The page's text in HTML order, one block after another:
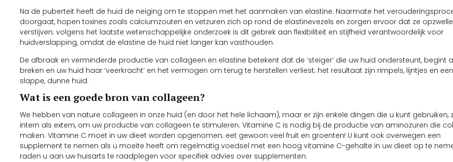
Na de puberteit heeft de huid de neiging om te stoppen met het aanmaken van elastine. Naarmate het
doorgaat, hopen toxines zoals calciumzouten en vetzuren zich op rond de elastinevezels en zorgen ervoor dat ze
verstijven; volgens het laatste wetenschappelijke onderzoek is dit gebrek aan flexibiliteit en stijfheid verantwoordelijk voor
huidverslapping, omdat de elastine de huid niet langer kan vasthouden.
De afbraak en verminderde productie van collageen en elastine betekent dat de ‘steiger’ die uw huid ondersteunt, begint
breken en uw huid haar ‘veerkracht’ en het vermogen om terug te herstellen verliest; het resultaat zijn rimpels, lijntjes en
slappe, dunne huid.
Wat is een goede bron van collageen?
We hebben van nature collageen in onze huid (en door het hele lichaam), maar er zijn enkele dingen die u kunt gebruiken,
intern als extern, om uw productie van collageen te stimuleren. Vitamine C is nodig bij de productie van aminozuren die
maken. Vitamine C moet in uw dieet worden opgenomen; eet gewoon veel fruit en groenten! U kunt ook overwegen een
supplement te nemen als u moeite heeft om regelmatig voedsel met een hoog vitamine C-gehalte in uw dieet op te
raden u aan uw huisarts te raadplegen voor specifiek advies over supplementen.